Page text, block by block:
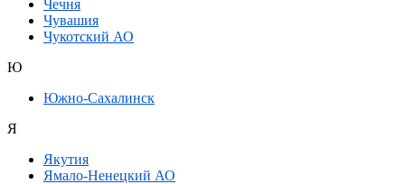
Чечня
Чувашия
Чукотский АО
Ю
Южно-Сахалинск
Я
Якутия
Ямало-Ненецкий АО